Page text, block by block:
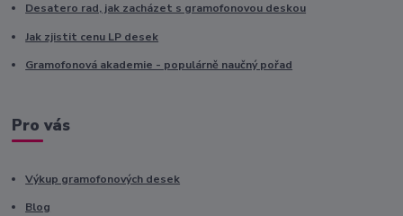
Desatero rad, jak zacházet s gramofonovou deskou
Jak zjistit cenu LP desek
Gramofonová akademie - populárně naučný pořad
Pro vás
Výkup gramofonových desek
Blog